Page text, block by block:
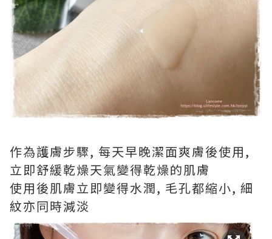
作為護膚步驟, 每天早晚潔面爽膚後使用,
立即舒緩乾燥天氣變得乾燥的肌膚
使用後肌膚立即變得水潤, 毛孔都縮小, 細
紋亦同時減淡